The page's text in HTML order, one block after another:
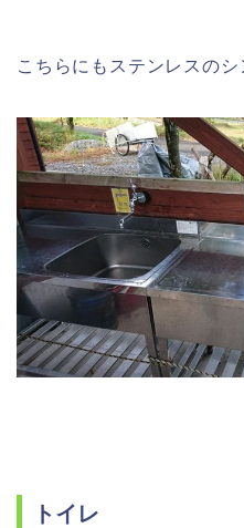
こちらにもステンレスのシ
トイレ